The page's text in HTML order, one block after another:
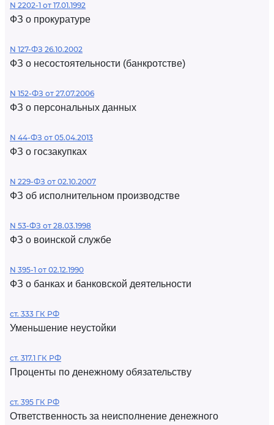
N 2202-1 от 17.01.1992
ФЗ о прокуратуре
N 127-ФЗ 26.10.2002
ФЗ о несостоятельности (банкротстве)
N 152-ФЗ от 27.07.2006
ФЗ о персональных данных
N 44-ФЗ от 05.04.2013
ФЗ о госзакупках
N 229-ФЗ от 02.10.2007
ФЗ об исполнительном производстве
N 53-ФЗ от 28.03.1998
ФЗ о воинской службе
N 395-1 от 02.12.1990
ФЗ о банках и банковской деятельности
ст. 333 ГК РФ
Уменьшение неустойки
ст. 317.1 ГК РФ
Проценты по денежному обязательству
ст. 395 ГК РФ
Ответственность за неисполнение денежного